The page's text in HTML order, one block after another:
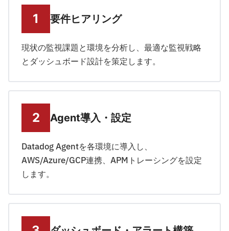
要件ヒアリング
現状の監視課題と環境を分析し、最適な監視戦略
とダッシュボード設計を策定します。
Agent導入・設定
Datadog Agentを各環境に導入し、
AWS/Azure/GCP連携、APMトレーシングを設定
します。